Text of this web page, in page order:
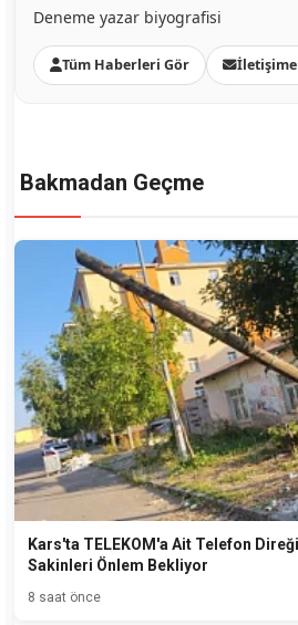
Deneme yazar biyografisi
Tüm Haberleri Gör İletişime
Bakmadan Geçme
Kars'ta TELEKOM'a Ait Telefon
Sakinleri Önlem Bekliyor
8 saat önce